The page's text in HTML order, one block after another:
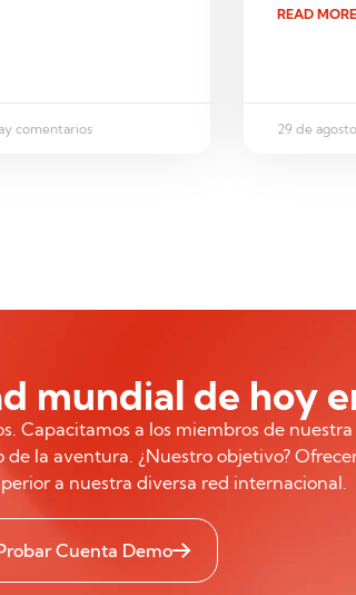
comentarios
READ
29 de
mundial de hoy
Capacitamos a los miembros de
la aventura. ¿Nuestro objetivo?
a nuestra diversa red internacional.
Cuenta Demo